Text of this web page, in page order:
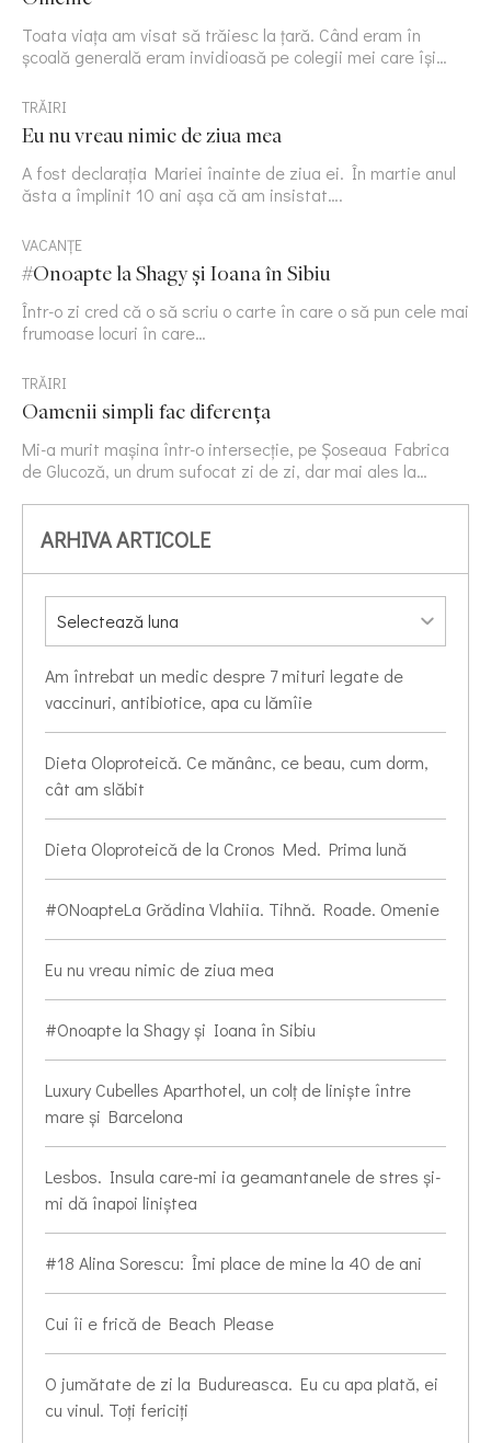
Toata viața am visat să trăiesc la țară. Când eram în
școală generală eram invidioasă pe colegii mei care își…
TRĂIRI
Eu nu vreau nimic de ziua mea
A fost declarația Mariei înainte de ziua ei. În martie anul
ăsta a împlinit 10 ani așa că am insistat….
VACANȚE
#Onoapte la Shagy și Ioana în Sibiu
Într-o zi cred că o să scriu o carte în care o să pun cele mai
frumoase locuri în care…
TRĂIRI
Oamenii simpli fac diferența
Mi-a murit mașina într-o intersecție, pe Șoseaua Fabrica
de Glucoză, un drum sufocat zi de zi, dar mai ales la…
ARHIVA ARTICOLE
Am întrebat un medic despre 7 mituri legate de
vaccinuri, antibiotice, apa cu lămîie
Dieta Oloproteică. Ce mănânc, ce beau, cum dorm,
cât am slăbit
Dieta Oloproteică de la Cronos Med. Prima lună
#ONoapteLa Grădina Vlahiia. Tihnă. Roade. Omenie
Eu nu vreau nimic de ziua mea
#Onoapte la Shagy și Ioana în Sibiu
Luxury Cubelles Aparthotel, un colț de liniște între
mare și Barcelona
Lesbos. Insula care-mi ia geamantanele de stres și-
mi dă înapoi liniștea
#18 Alina Sorescu: Îmi place de mine la 40 de ani
Cui îi e frică de Beach Please
O jumătate de zi la Budureasca. Eu cu apa plată, ei
cu vinul. Toți fericiți